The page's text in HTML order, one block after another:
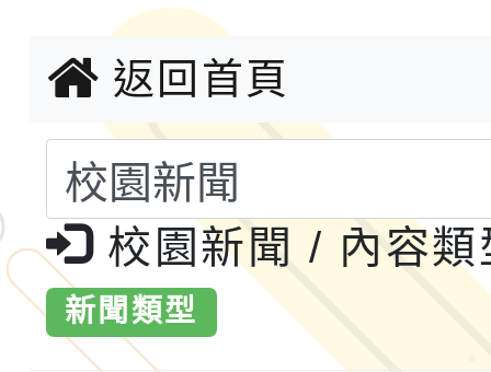
計畫子計畫十一-2：國
小時認證研習計畫」
115年度「教育部表揚
義教育推展貢獻獎」實
轉知桃園市政府交通局
共運輸服務，鼓勵民眾
桃「我的減碳存摺2.0
案，詳如說明，請參閱
115年第二屆全國原住
2026年新北亞洲盃暨
鐵人三項錦標賽
桃園市115學年度學生
返回首頁
校園新聞 / 內容類
新聞類型